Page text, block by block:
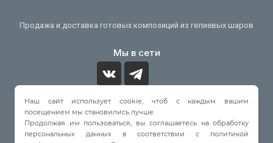
Продажа и доставка готовых композиций из гелиевых шаров
Мы в сети
Принимаем к оплате
Наш сайт использует cookie, чтоб с каждым вашим
посещением мы становились лучше.
Продолжая им пользоваться, вы соглашаетесь на обработку
персональных данных в соответствии с политикой